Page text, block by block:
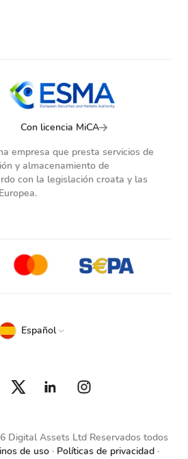
Con licencia MiCA
empresa que presta servicios de
y almacenamiento de
con la legislación croata y las
Digital Assets Ltd Reservados todos
de uso
Políticas de privacidad
Español